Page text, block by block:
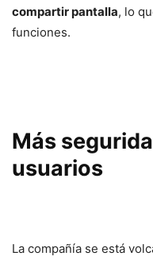
compartir pantalla, lo
funciones.
Más
usuarios
La compañía se está